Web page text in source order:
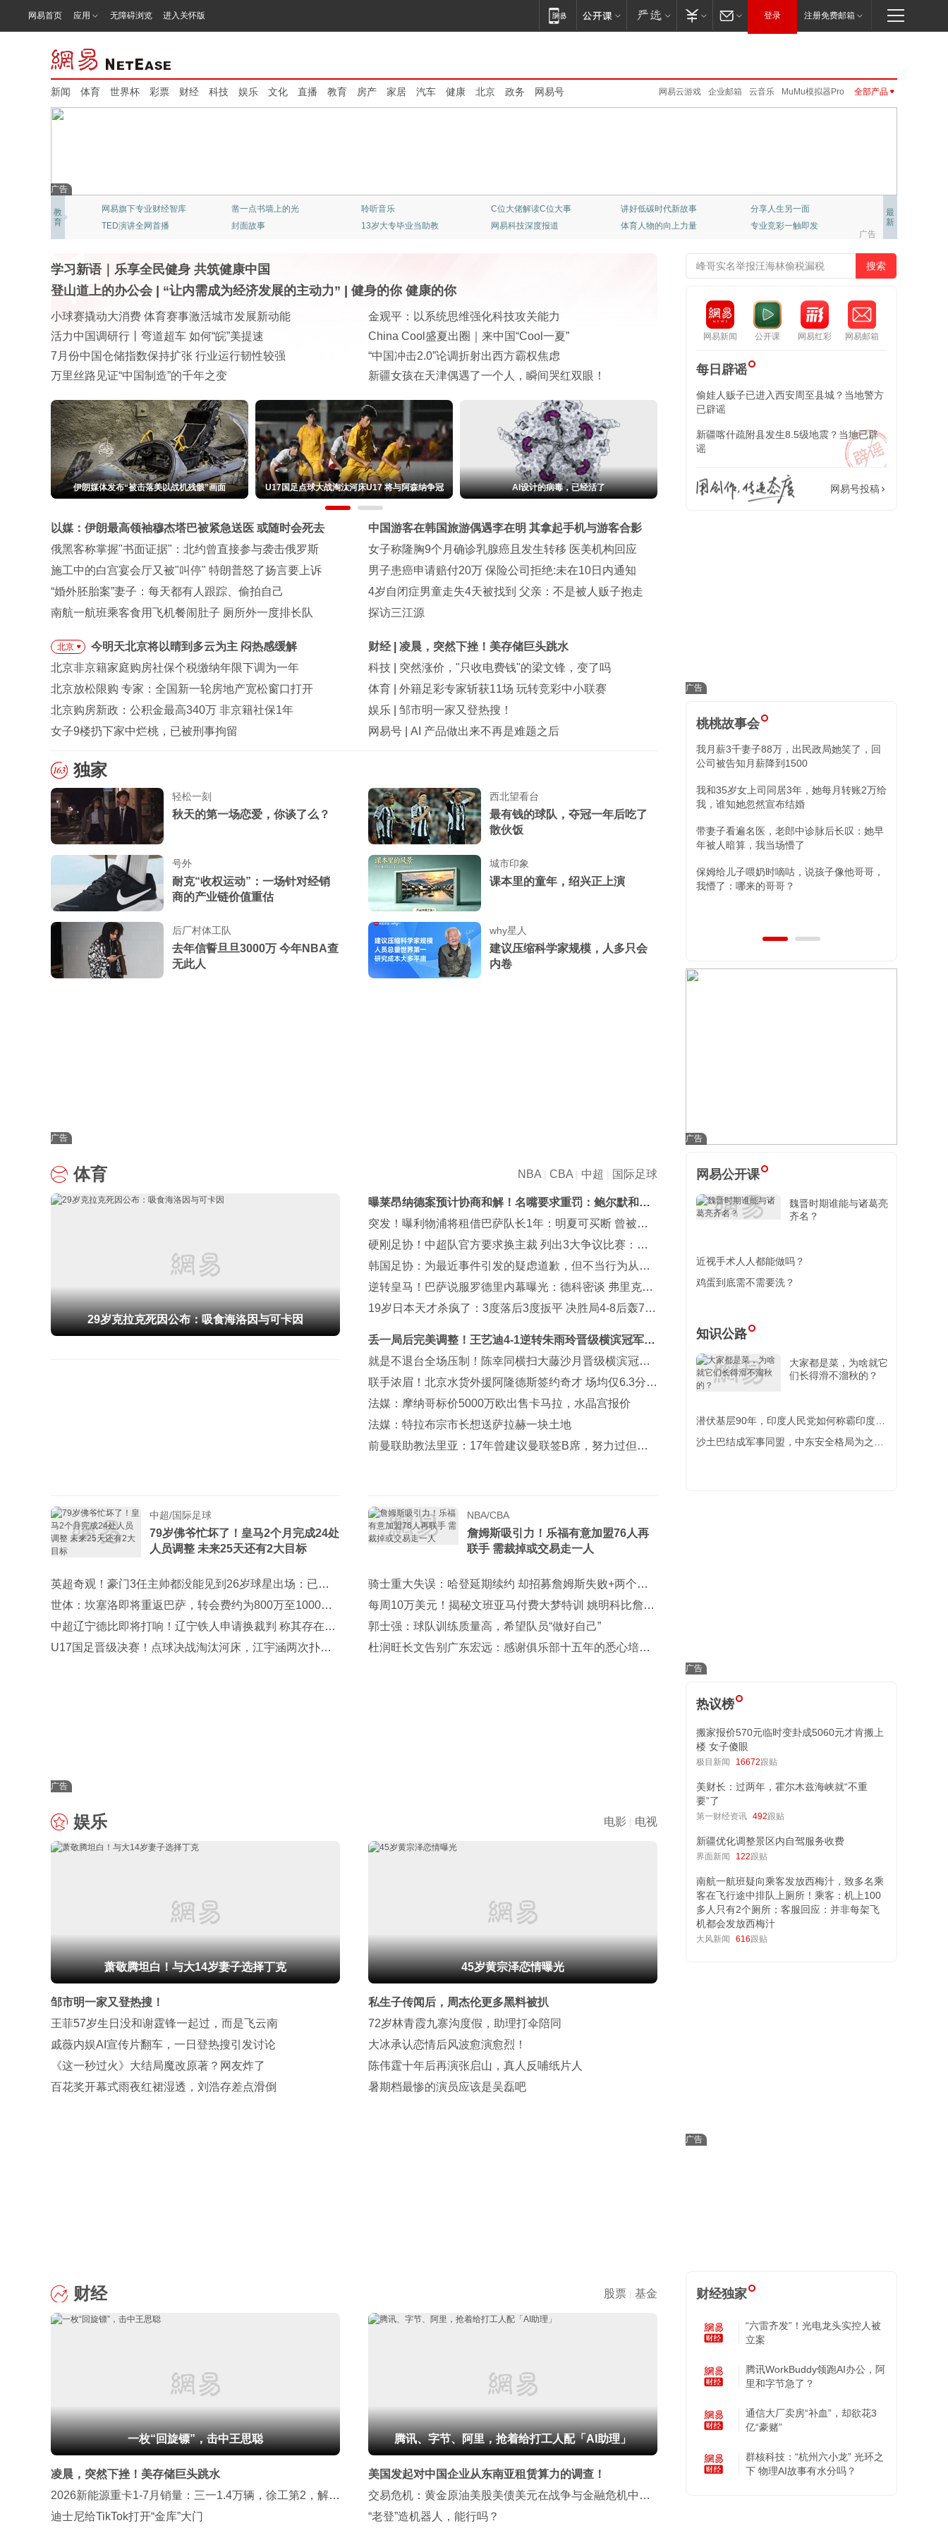
网易首页 应用 无障碍浏览 进入关怀版 登录 注册免费邮箱
新闻 体育 世界杯 彩票 财经 科技 娱乐 文化 直播 教育 房产 家居 汽车 健康 北京 政务 网易号 MuMu模拟器Pro
云音乐
企业邮箱
网易云游戏
卡搭编程
网易红彩
严选
VIP邮箱
邮箱大师
全部产品
大话2 梦幻西游手游
大唐无双
率士之滨
哈利波特.魔法觉醒
天下手游
明日之后
逆水寒
广告
教
育
最
新
网易新闻：猫头鹰视频
“清流”穿越迷雾
北京大学：精品公开课
《态℃》网易科技频道
清华大学：大师云集
专业竞彩一触即发
不止是看客
《我的爸爸是条龙》
顶级学府：哈佛大学课程
红彩，只做专业预测
置业推荐
网易非虚构写作平台
广告
学习新语｜乐享全民健身 共筑健康中国
登山道上的办公会| “让内需成为经济发展的主动力” 健身的你 健康的你
小球赛撬动大消费 体育赛事激活城市发展新动能
活力中国调研行丨弯道超车 如何“皖”美提速
7月份中国仓储指数保持扩张 行业运行韧性较强
万里丝路见证“中国制造”的千年之变
金观平：以系统思维强化科技攻关能力
China Cool盛夏出圈｜来中国“Cool一夏”
“中国冲击2.0”论调折射出西方霸权焦虑
新疆女孩在天津偶遇了一个人，瞬间哭红双眼！
AI设计的病毒，已经活了 刘浩存一席红裙 乌黑长发如瀑布垂下 越7全球首秀 传祺开始进攻方盒子越野 伊朗媒体发布“被击落美以战机残骸”画面
网易新闻 公开课 网易红彩 网易邮箱
每日辟谣
偷娃人贩子已进入西安周至县城？当地警方
已辟谣
新疆喀什疏附县发生8.5级地震？当地已辟
谣
网易号投稿
以媒：伊朗最高领袖穆杰塔巴被紧急送医 或随时会死去
俄黑客称掌握"书面证据"：北约曾直接参与袭击俄罗斯
施工中的白宫宴会厅又被"叫停" 特朗普怒了扬言要上诉
“婚外胚胎案”妻子：每天都有人跟踪、偷拍自己
南航一航班乘客食用飞机餐闹肚子 厕所外一度排长队
中国游客在韩国旅游偶遇李在明 其拿起手机与游客合影
女子称隆胸9个月确诊乳腺癌且发生转移 医美机构回应
男子患癌申请赔付20万 保险公司拒绝:未在10日内通知
4岁自闭症男童走失4天被找到 父亲：不是被人贩子抱走
探访三江源
北京
今明天北京将以晴到多云为主 闷热感缓解
北京非京籍家庭购房社保个税缴纳年限下调为一年
北京放松限购 专家：全国新一轮房地产宽松窗口打开
北京购房新政：公积金最高340万 非京籍社保1年
女子9楼扔下家中烂桃，已被刑事拘留
财经
凌晨，突然下挫！美存储巨头跳水
科技
突然涨价，"只收电费钱"的梁文锋，变了吗
体育
外籍足彩专家斩获11场 玩转竞彩中小联赛
娱乐
邹市明一家又登热搜！
网易号
AI 产品做出来不再是难题之后
独家
轻松一刻
秋天的第一场恋爱，你谈了么？
西北望看台
最有钱的球队，夺冠一年后吃了
散伙饭
号外
耐克“收权运动”：一场针对经销
商的产业链价值重估
城市印象
课本里的童年，绍兴正上演
后厂村体工队
去年信誓旦旦3000万 今年NBA查
无此人
why星人
建议压缩科学家规模，人多只会
内卷
广告
桃桃故事会
我月薪3千妻子88万，出民政局她笑了，回
公司被告知月薪降到1500
我和35岁女上司同居3年，她每月转账2万给
我，谁知她忽然宣布结婚
带妻子看遍名医，老郎中诊脉后长叹：她早
年被人暗算，我当场懵了
保姆给儿子喂奶时嘀咕，说孩子像他哥哥，
我懵了：哪来的哥哥？
体育 NBA | CBA | 中超 | 国际足球
29岁克拉克死因公布：吸食海洛因与可卡因
曝莱昂纳德案预计协商和解！名嘴要求重罚：鲍尔默和小
卡都该禁赛一年
突发！曝利物浦将租借巴萨队长1年：明夏可买断 曾被查
出心理问题
硬刚足协！中超队官方要求换主裁 列出3大争议比赛：鲁
能全上榜
韩国足协：为最近事件引发的疑虑道歉，但不当行为从未
发生
逆转皇马！巴萨说服罗德里内幕曝光：德科密谈 弗里克多
次打电话
19岁日本天才杀疯了：3度落后3度扳平 决胜局4-8后轰7-0
丢一局后完美调整！王艺迪4-1逆转朱雨玲晋级横滨冠军赛
四强！
就是不退台全场压制！陈幸同横扫大藤沙月晋级横滨冠军
赛四强！
联手浓眉！北京水货外援阿隆德斯签约奇才 场均仅6.3分告
别CBA
法媒：摩纳哥标价5000万欧出售卡马拉，水晶宫报价
法媒：特拉布宗市长想送萨拉赫一块土地
前曼联助教法里亚：17年曾建议曼联签B席，努力过但没
中超/国际足球
79岁佛爷忙坏了！皇马2个月完成24处
人员调整 未来25天还有2大目标
英超奇观！豪门3任主帅都没能见到26岁球星出场：已伤
缺达15个月
世体：坎塞洛即将重返巴萨，转会费约为800万至1000万
欧元
中超辽宁德比即将打响！辽宁铁人申请换裁判 称其存在误
判
U17国足晋级决赛！点球决战淘汰河床，江宇涵两次扑
NBA/CBA
詹姆斯吸引力！乐福有意加盟76人再
联手 需裁掉或交易走一人
骑士重大失误：哈登延期续约 却招募詹姆斯失败+两个月
无重磅引援
每周10万美元！揭秘文班亚马付费大梦特训 姚明科比詹姆
斯也曾拜师
郭士强：球队训练质量高，希望队员“做好自己”
杜润旺长文告别广东宏远：感谢俱乐部十五年的悉心培养
广告
娱乐 电影 | 电视
萧敬腾坦白！与大14岁妻子选择丁克
邹市明一家又登热搜！
王菲57岁生日没和谢霆锋一起过，而是飞云南
戚薇内娱AI宣传片翻车，一日登热搜引发讨论
《这一秒过火》大结局魔改原著？网友炸了
百花奖开幕式雨夜红裙湿透，刘浩存差点滑倒
45岁黄宗泽恋情曝光
私生子传闻后，周杰伦更多黑料被扒
72岁林青霞九寨沟度假，助理打伞陪同
大冰承认恋情后风波愈演愈烈！
陈伟霆十年后再演张启山，真人反哺纸片人
暑期档最惨的演员应该是吴磊吧
网易公开课
魏晋时期谁能与诸葛亮
齐名？
近视手术人人都能做吗？
鸡蛋到底需不需要洗？
知识公路
大家都是菜，为啥就它
们长得滑不溜秋的？
潜伏基层90年，印度人民党如何称霸印度政
坛？【百国千城】
沙土巴结成军事同盟，中东安全格局为之一
热议榜
搬家报价570元临时变卦成5060元才肯搬上
楼 女子傻眼
极目新闻 16672跟贴
美财长：过两年，霍尔木兹海峡就“不重
要”了
第一财经资讯 492跟贴
新疆优化调整景区内自驾服务收费
界面新闻 122跟贴
南航一航班疑向乘客发放西梅汁，致多名乘
客在飞行途中排队上厕所！乘客：机上100
多人只有2个厕所；客服回应：并非每架飞
机都会发放西梅汁
大风新闻 616跟贴
财经 股票 | 基金
一枚“回旋镖”，击中王思聪 腾讯、字节、阿里，抢着给打工人配「AI助理」
凌晨，突然下挫！美存储巨头跳水
美国发起对中国企业从东南亚租赁算力的调查！
2026新能源重卡1-7月销量：三一1.4万辆，徐工第2，解放
逆袭重汽
交易危机：黄金原油美股美债美元在战争与金融危机中的
表现
迪士尼给TikTok打开“金库”大门 “老登”造机器人，能行吗？
财经独家
“六雷齐发”！光电龙头实控人被
立案
腾讯WorkBuddy领跑AI办公，阿
里和字节急了？
通信大厂卖房“补血”，却欲花3
亿“豪赌”
群核科技：“杭州六小龙” 光环之
下 物理AI故事有水分吗？